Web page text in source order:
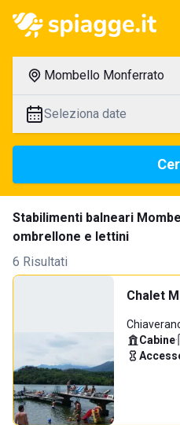
Mombello Monferrato
Seleziona date
Stabilimenti balneari
ombrellone e lettini
6 Risultati
Chalet
Cabine·